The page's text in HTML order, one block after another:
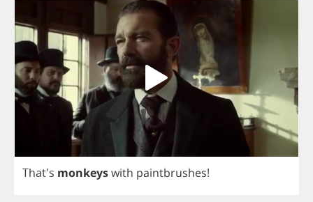
That's monkeyswith paintbrushes!